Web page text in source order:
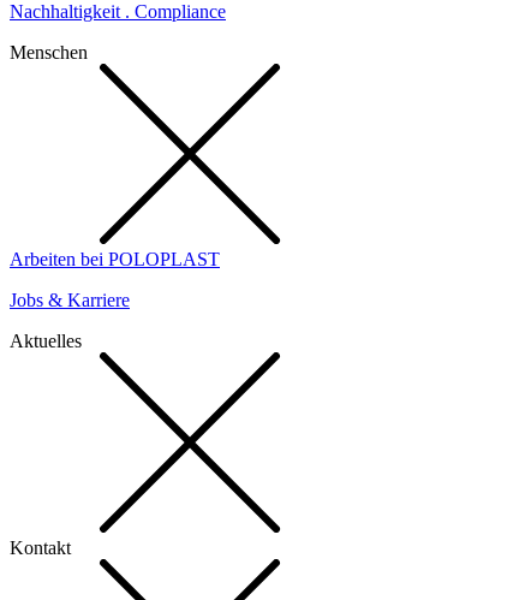
Nachhaltigkeit . Compliance
Menschen
Arbeiten bei POLOPLAST
Jobs & Karriere
Aktuelles
Kontakt